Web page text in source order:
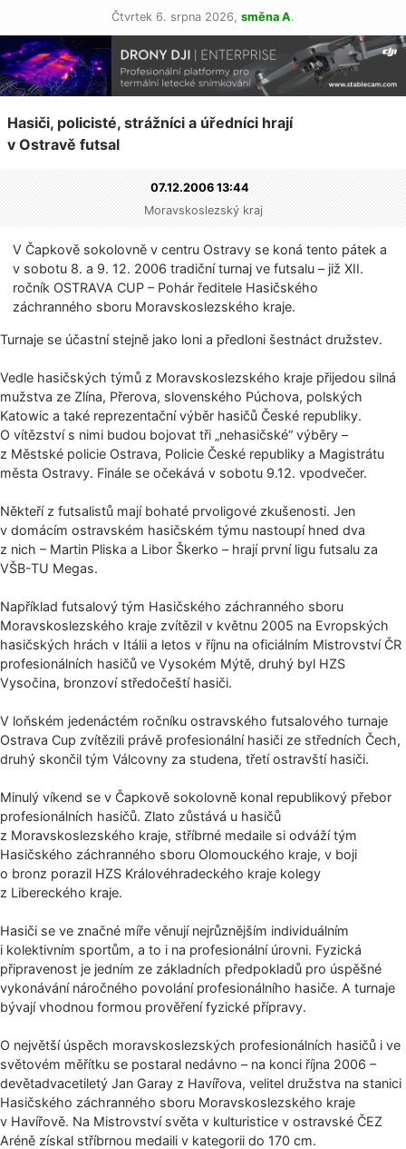
Čtvrtek 6. srpna 2026, směna A.
Hasiči, policisté, strážníci a úředníci hrají
v Ostravě futsal
07.12.2006 13:44
Moravskoslezský kraj
V Čapkově sokolovně v centru Ostravy se koná tento pátek a
v sobotu 8. a 9. 12. 2006 tradiční turnaj ve futsalu – již XII.
ročník OSTRAVA CUP – Pohár ředitele Hasičského
záchranného sboru Moravskoslezské­ho kraje.
Turnaje se účastní stejně jako loni a předloni šestnáct družstev.
Vedle hasičských týmů z Moravskoslezského kraje přijedou silná
mužstva ze Zlína, Přerova, slovenského Púchova, polských
Katowic a také reprezentační výběr hasičů České republiky.
O vítězství s nimi budou bojovat tři „nehasičské“ výběry –
z Městské policie Ostrava, Policie České republiky a Magistrátu
města Ostravy. Finále se očekává v sobotu 9.12. vpodvečer.
Někteří z futsalistů mají bohaté prvoligové zkušenosti. Jen
v domácím ostravském hasičském týmu nastoupí hned dva
z nich – Martin Pliska a Libor Škerko – hrají první ligu futsalu za
VŠB-TU Megas.
Například futsalový tým Hasičského záchranného sboru
Moravskoslezského kraje zvítězil v květnu 2005 na Evropských
hasičských hrách v Itálii a letos v říjnu na oficiálním Mistrovství ČR
profesionálních hasičů ve Vysokém Mýtě, druhý byl HZS
Vysočina, bronzoví středočeští hasiči.
V loňském jedenáctém ročníku ostravského futsalového turnaje
Ostrava Cup zvítězili právě profesionální hasiči ze středních Čech,
druhý skončil tým Válcovny za studena, třetí ostravští hasiči.
Minulý víkend se v Čapkově sokolovně konal republikový přebor
profesionálních hasičů. Zlato zůstává u hasičů
z Moravskoslezského kraje, stříbrné medaile si odváží tým
Hasičského záchranného sboru Olomouckého kraje, v boji
o bronz porazil HZS Královéhradeckého kraje kolegy
z Libereckého kraje.
Hasiči se ve značné míře věnují nejrůznějším individuálním
i kolektivním sportům, a to i na profesionální úrovni. Fyzická
připravenost je jedním ze základních předpokladů pro úspěšné
vykonávání náročného povolání profesionálního hasiče. A turnaje
bývají vhodnou formou prověření fyzické přípravy.
O největší úspěch moravskoslezských profesionálních hasičů i ve
světovém měřítku se postaral nedávno – na konci října 2006 –
devětadvacetiletý Jan Garay z Havířova, velitel družstva na stanici
Hasičského záchranného sboru Moravskoslezského kraje
v Havířově. Na Mistrovství světa v kulturistice v ostravské ČEZ
Aréně získal stříbrnou medaili v kategorii do 170 cm.